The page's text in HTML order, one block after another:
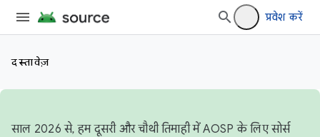
प्रवेश करें
दस्तावेज़
साल 2026 से, हम दूसरी और चौथी तिमाही में AOSP के लिए सोर्स